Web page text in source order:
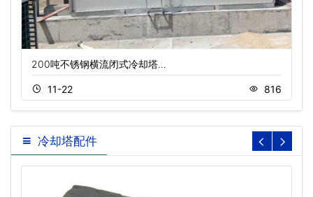
200吨不锈钢横流闭式冷却塔…
11-22 816
冷却塔配件